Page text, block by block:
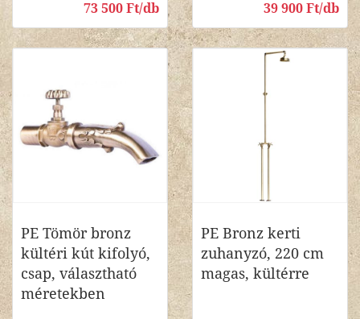
73 500 Ft/db 39 900 Ft/db
PE Tömör bronz
kültéri kút kifolyó,
csap, választható
méretekben
PE Bronz kerti
zuhanyzó, 220 cm
magas, kültérre